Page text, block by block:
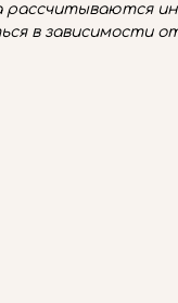
в зависимости